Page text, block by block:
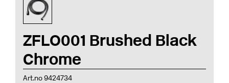
ZFLO001 Brushed Black
Chrome
Art.no 9424734